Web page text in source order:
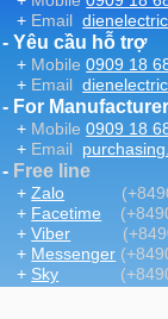
+ Email
- Yêu cầu hỗ trợ
+ Mobile 0909 18
+ Email
- For
+ Mobile 0909 18
+ Email
- Free line
+Zalo
+ Facetime
+Viber
+ Messenger
+ Sky